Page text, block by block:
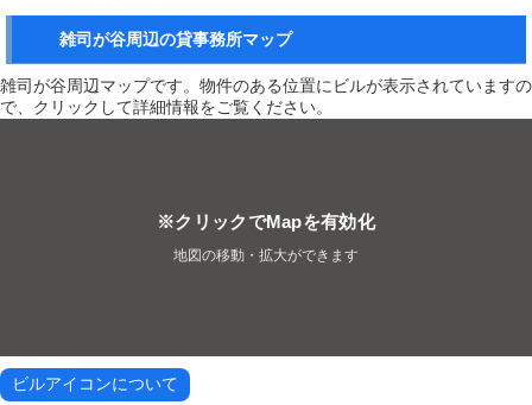
雑司が谷周辺の貸事務所マップ
雑司が谷周辺マップです。物件のある位置にビルが表示されていますの
で、クリックして詳細情報をご覧ください。
※クリックでMapを有効化
地図の移動・拡大ができます
ビルアイコンについて